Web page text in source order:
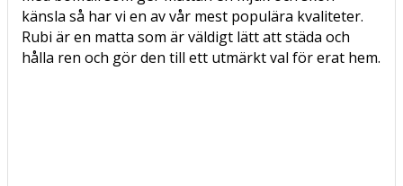
känsla så har vi en av vår mest populära kvaliteter.
Rubi är en matta som är väldigt lätt att städa och
hålla ren och gör den till ett utmärkt val för erat hem.